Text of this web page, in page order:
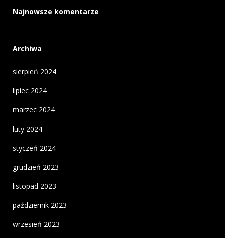
Najnowsze komentarze
Archiwa
sierpień 2024
lipiec 2024
marzec 2024
luty 2024
styczeń 2024
grudzień 2023
listopad 2023
październik 2023
wrzesień 2023